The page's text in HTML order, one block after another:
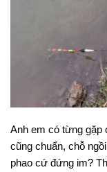
Anh em có từng gặp
cũng chuẩn, chỗ
phao cứ đứng im?